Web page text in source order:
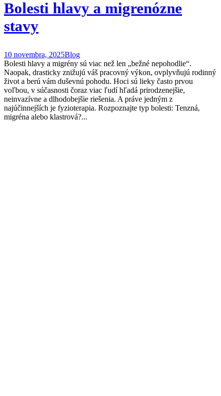
Bolesti hlavy a migrenózne
stavy
10 novembra, 2025Blog
Bolesti hlavy a migrény sú viac než len „bežné nepohodlie“.
Naopak, drasticky znižujú váš pracovný výkon, ovplyvňujú rodinný
život a berú vám duševnú pohodu. Hoci sú lieky často prvou
voľbou, v súčasnosti čoraz viac ľudí hľadá prirodzenejšie,
neinvazívne a dlhodobejšie riešenia. A práve jedným z
najúčinnejších je fyzioterapia. Rozpoznajte typ bolesti: Tenzná,
migréna alebo klastrová?...